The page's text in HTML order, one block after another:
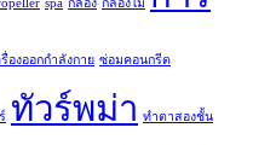
spa กล่อง กล่องไม้
องออกกำลังกาย ซ่อมคอนกรีต
ทัวร์พม่า ทำตาสองชั้น